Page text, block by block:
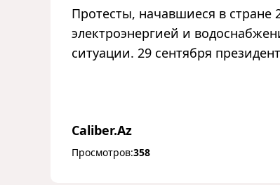
Протесты, начавшиеся в стране
электроэнергией и
ситуации. 29 сентября
Caliber.Az
Просмотров:358